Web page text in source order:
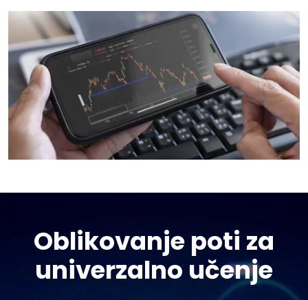
Oblikovanje poti za
univerzalno učenje